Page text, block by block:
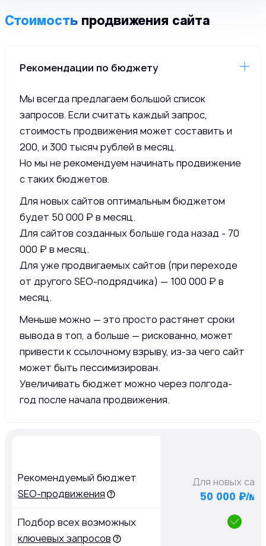
Стоимость продвижения сайта
Рекомендации по бюджету
Мы всегда предлагаем большой список
запросов. Если считать каждый запрос,
стоимость продвижения может составить и
200, и 300 тысяч рублей в месяц.
Но мы не рекомендуем начинать продвижение
с таких бюджетов.
Для новых сайтов оптимальным бюджетом
будет 50 000 ₽ в месяц.
Для сайтов созданных больше года назад - 70
000 ₽ в месяц.
Для уже продвигаемых сайтов (при переходе
от другого SEO-подрядчика) — 100 000 ₽ в
месяц.
Меньше можно — это просто растянет сроки
вывода в топ, а больше — рискованно, может
привести к ссылочному взрыву, из-за чего сайт
может быть пессимизирован.
Увеличивать бюджет можно через полгода-
год после начала продвижения.
Рекомендуемый бюджет
SEO-продвижения
Для новых
50 000 ₽/
Подбор всех возможных
ключевых запросов